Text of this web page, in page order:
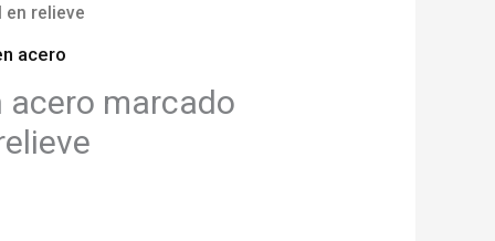
en relieve
acero
marcado